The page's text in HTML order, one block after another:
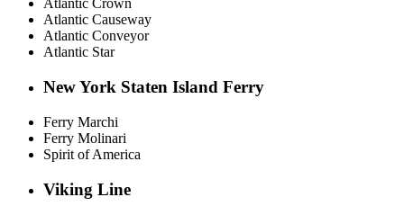
Atlantic Crown
Atlantic Causeway
Atlantic Conveyor
Atlantic Star
New York Staten Island Ferry
Ferry Marchi
Ferry Molinari
Spirit of America
Viking Line